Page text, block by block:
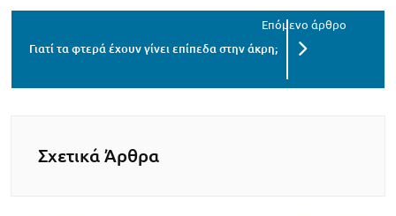
Γιατί τα φτερά έχουν γίνει επίπεδα στην άκρη;
Σχετικά Άρθρα